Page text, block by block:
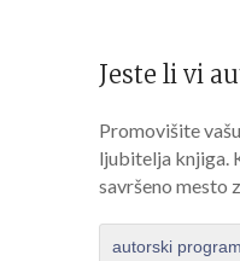
Jeste li vi
Promovišite
ljubitelja knjiga.
savršeno mesto
autorski program